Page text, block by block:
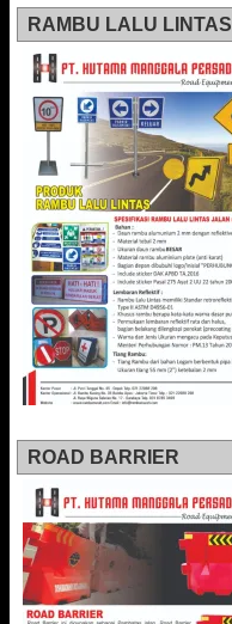
RAMBU LALU LINTAS
ROAD BARRIER